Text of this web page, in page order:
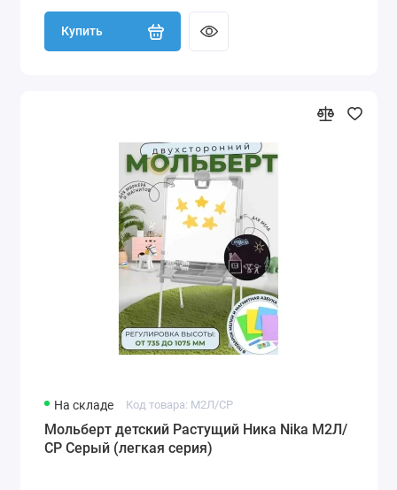
Купить
На складе Код товара: М2Л/СР
Мольберт детский Растущий Ника Nika М2Л/
СР Серый (легкая серия)